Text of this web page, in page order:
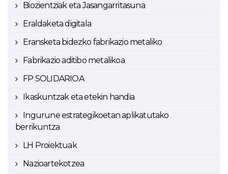
Biozientziak eta Jasangarritasuna
Eraldaketa digitala
Eransketa bidezko fabrikazio metaliko
Fabrikazio aditibo metalikoa
FP SOLIDARIOA
Ikaskuntzak eta etekin handia
Ingurune estrategikoetan aplikatutako
berrikuntza
LH Proiektuak
Nazioartekotzea